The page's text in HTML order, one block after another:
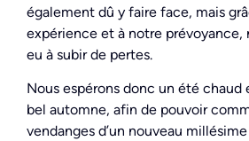
également dû y faire face, mais
expérience et à notre prévoyance,
eu à subir de pertes.
Nous espérons donc un été chaud
bel automne, afin de pouvoir
vendanges d’un nouveau